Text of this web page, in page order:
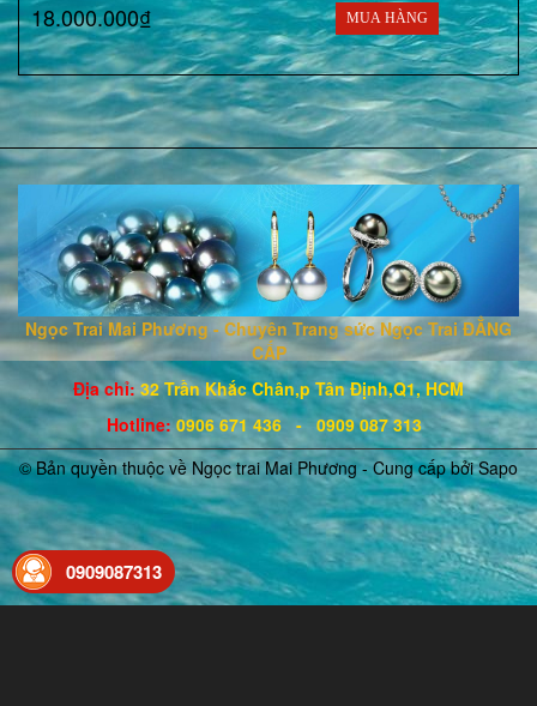
18.000.000₫ MUA HÀNG
Ngọc Trai Mai Phương - Chuyên Trang sức Ngọc Trai ĐẲNG
CẤP
Địa chỉ: 32 Trần Khắc Chân,p Tân Định,Q1, HCM
Hotline: 0906 671 436- 0909 087 313
© Bản quyền thuộc về Ngọc trai Mai Phương - Cung cấp bởiSapo
0909087313